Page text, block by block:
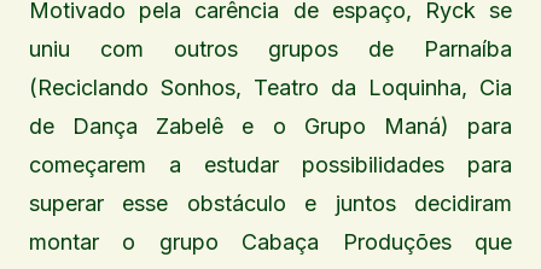
Motivado pela carência de espaço, Ryck se
uniu com outros grupos de Parnaíba
(Reciclando Sonhos, Teatro da Loquinha, Cia
de Dança Zabelê e o Grupo Maná) para
começarem a estudar possibilidades para
superar esse obstáculo e juntos decidiram
montar o grupo Cabaça Produções que